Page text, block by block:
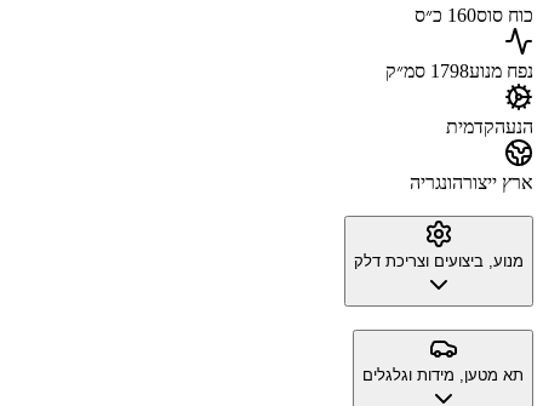
כוח סוס160 כ״ס
נפח מנוע1798 סמ״ק
הנעהקדמית
ארץ ייצורהונגריה
מנוע, ביצועים וצריכת דלק
תא מטען, מידות וגלגלים